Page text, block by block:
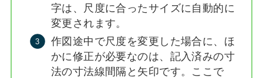
字は、尺度に合ったサイズに自動的に
変更されます。
作図途中で尺度を変更した場合に、ほ
かに修正が必要なのは、記入済みの寸
法の寸法線間隔と矢印です。ここで